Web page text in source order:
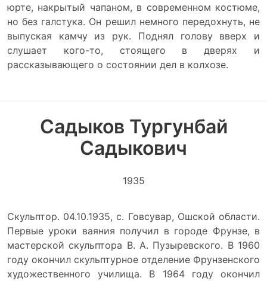
юрте, накрытый чапаном, в современном костюме,
но без галстука. Он решил немного передохнуть, не
выпуская камчу из рук. Поднял голову вверх и
слушает кого-то, стоящего в дверях и
рассказывающего о состоянии дел в колхозе.
Садыков Тургунбай
Садыкович
1935
Скульптор. 04.10.1935, с. Говсувар, Ошской области.
Первые уроки ваяния получил в городе Фрунзе, в
мастерской скульптора В. А. Пузыревского. В 1960
году окончил скульптурное отделение Фрунзенского
художественного училища. В 1964 году окончил